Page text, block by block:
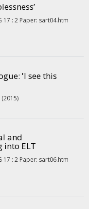
17 : 2 Paper: sart04.htm
: 'I see this
(2015)
and
into ELT
17 : 2 Paper: sart06.htm